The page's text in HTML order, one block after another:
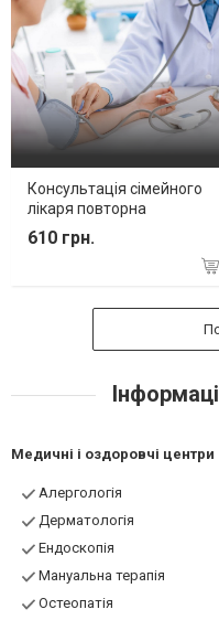
Консультація сімейного
лікаря повторна
610 грн.
Медичні і оздоровчі центри
Алергологія
Дерматологія
Ендоскопія
Мануальна терапія
Остеопатія